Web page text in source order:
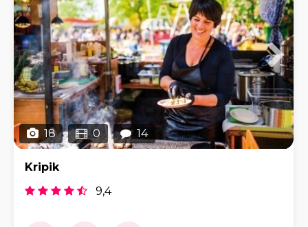
18 0 14
Kripik
9,4